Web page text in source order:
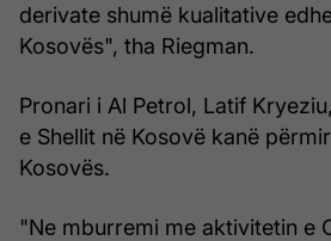
derivate shumë kualitative
Kosovës", tha Riegman.
Pronari i Al Petrol, Latif
e Shellit në Kosovë kanë
Kosovës.
"Ne mburremi me aktivitetin e